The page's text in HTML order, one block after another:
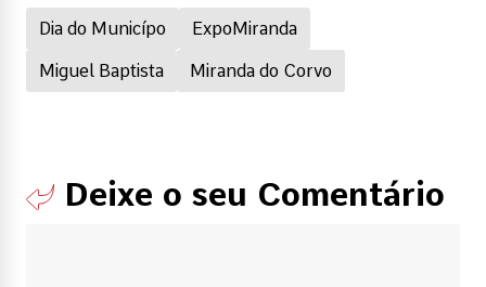
Dia do Municípo ExpoMiranda
Miguel Baptista Miranda do Corvo
Deixe o seu Comentário